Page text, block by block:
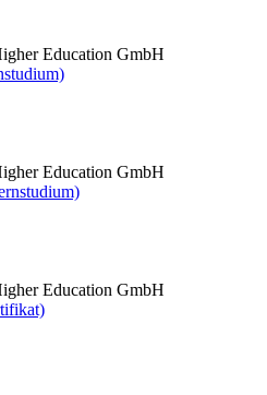
Education GmbH
Education GmbH
Education GmbH